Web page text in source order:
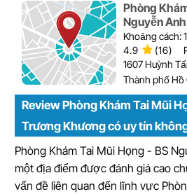
Phòng
Nguyễn
Khoảng cách:
4.9
(16)
1607 Huỳnh
Thành phố Hồ
Review Phòng Khám Tai Mũi
Trương Khương có uy tín
Phòng Khám Tai Mũi Họng - BS
một địa điểm được đánh giá cao
vấn đề liên quan đến lĩnh vực